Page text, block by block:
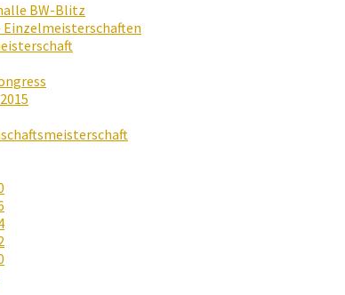
BW-Blitz
Einzelmeisterschaften